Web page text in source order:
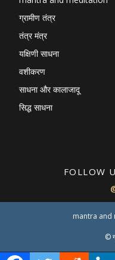
ग्रामीण तंत्र
तंत्र मंत्र
यक्षिणी साधना
वशीकरण
साधना और कालाजादू
सिद्ध साधना
FOLLOW
mantra and
©